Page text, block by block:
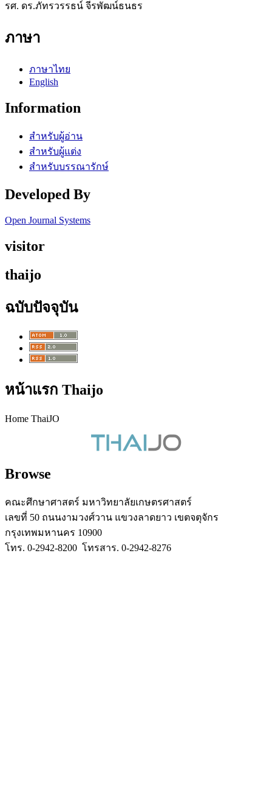
รศ. ดร.ภัทรวรรธน์ จีรพัฒน์ธนธร
ภาษา
ภาษาไทย
English
Information
สำหรับผู้อ่าน
สำหรับผู้แต่ง
สำหรับบรรณารักษ์
Developed By
Open Journal Systems
visitor
thaijo
ฉบับปัจจุบัน
หน้าแรก Thaijo
Home ThaiJO
Browse
คณะศึกษาศาสตร์ มหาวิทยาลัยเกษตรศาสตร์
เลขที่ 50 ถนนงามวงศ์วาน แขวงลาดยาว เขตจตุจักร
กรุงเทพมหานคร 10900
โทร. 0-2942-8200 โทรสาร. 0-2942-8276